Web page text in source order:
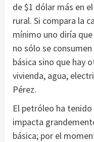
de $1 dólar más en
rural. Si compara la
mínimo uno diría
no sólo se
básica sino que hay
vivienda, agua,
Pérez.
El petróleo ha
impacta
básica; por el